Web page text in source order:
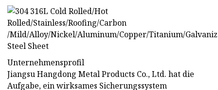
Unternehmensprofil
Jiangsu Hangdong Metal Products Co., Ltd. hat die
Aufgabe, ein wirksames Sicherungssystem